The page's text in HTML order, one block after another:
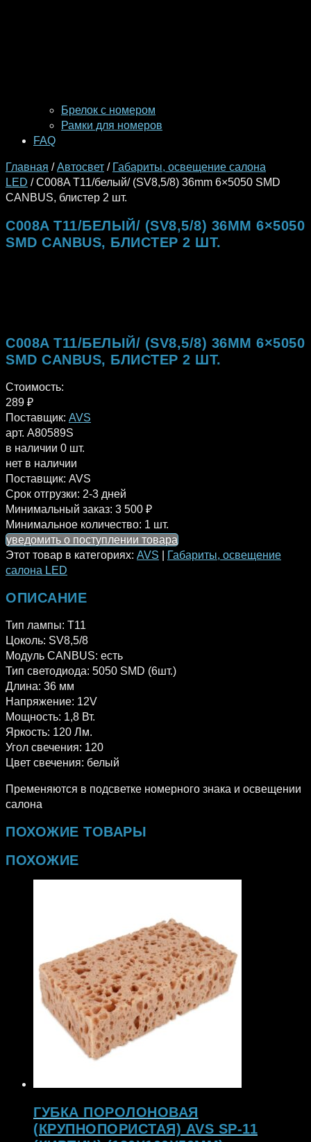
Брелок с номером
Рамки для номеров
FAQ
Главная /Автосвет / Габариты, освещение салона
LED / C008A Т11/белый/ (SV8,5/8) 36mm 6×5050 SMD
CANBUS, блистер 2 шт.
C008A Т11/БЕЛЫЙ/ (SV8,5/8) 36MM 6×5050
SMD CANBUS, БЛИСТЕР 2 ШТ.
C008A Т11/БЕЛЫЙ/ (SV8,5/8) 36MM 6×5050
SMD CANBUS, БЛИСТЕР 2 ШТ.
Стоимость:
289 ₽
Поставщик: AVS
арт. A80589S
в наличии 0 шт.
нет в наличии
Поставщик: AVS
Срок отгрузки: 2-3 дней
Минимальный заказ: 3 500 ₽
Минимальное количество: 1 шт.
уведомить о поступлении товара
Этот товар в категориях: AVS
Габариты, освещение
салона LED
ОПИСАНИЕ
Тип лампы: Т11
Цоколь: SV8,5/8
Модуль CANBUS: есть
Тип светодиода: 5050 SMD (6шт.)
Длина: 36 мм
Напряжение: 12V
Мощность: 1,8 Вт.
Яркость: 120 Лм.
Угол свечения: 120
Цвет свечения: белый
Пременяются в подсветке номерного знака и освещении
салона
ПОХОЖИЕ ТОВАРЫ
ПОХОЖИЕ
ГУБКА ПОРОЛОНОВАЯ
(КРУПНОПОРИСТАЯ) AVS SP-11